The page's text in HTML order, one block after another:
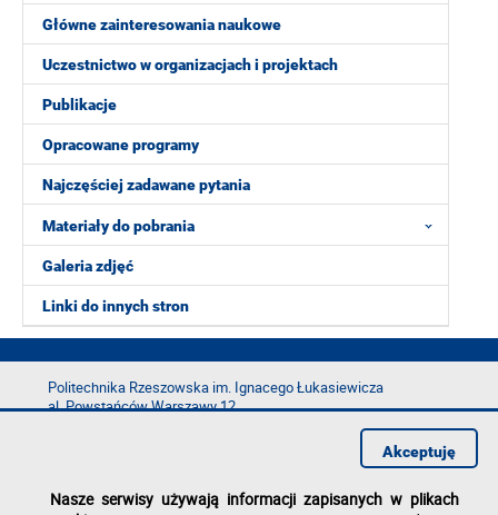
Główne zainteresowania naukowe
Uczestnictwo w organizacjach i projektach
Publikacje
Opracowane programy
Najczęściej zadawane pytania
Materiały do pobrania
Galeria zdjęć
Linki do innych stron
Politechnika Rzeszowska im. Ignacego Łukasiewicza
al. Powstańców Warszawy 12
e-mail:kancelaria@prz.edu.pl
Nasze serwisy używają informacji zapisanych w plikach
Akceptuję